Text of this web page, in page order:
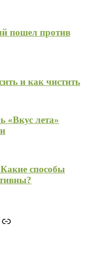
пошел против
и как чистить
«Вкус лета»
способы
stoneforest
Ссылка